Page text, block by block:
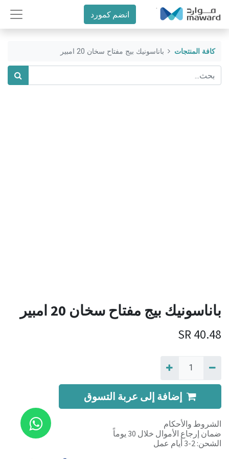
انضم كمورد
كافة المنتجات باناسونيك بيج مفتاح سخان 20 امبير
باناسونيك بيج مفتاح سخان 20 امبير
40.48
إضافة إلى عربة التسوق
الشروط والأحكام
ضمان إرجاع الأموال خلال 30 يوماً
الشحن: 2-3 أيام عمل